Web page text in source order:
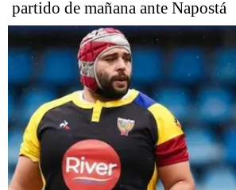
partido de mañana ante Napostá